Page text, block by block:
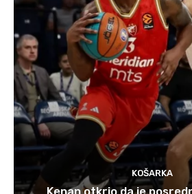
KOŠARKA
Kenan otkrio da je